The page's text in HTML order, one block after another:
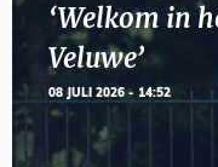
‘Welkom in
Veluwe’
08 JULI 2026 - 14:52